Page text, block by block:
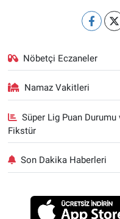
Nöbetçi Eczaneler
Namaz Vakitleri
Süper Lig Puan Durumu
Fikstür
Son Dakika Haberleri